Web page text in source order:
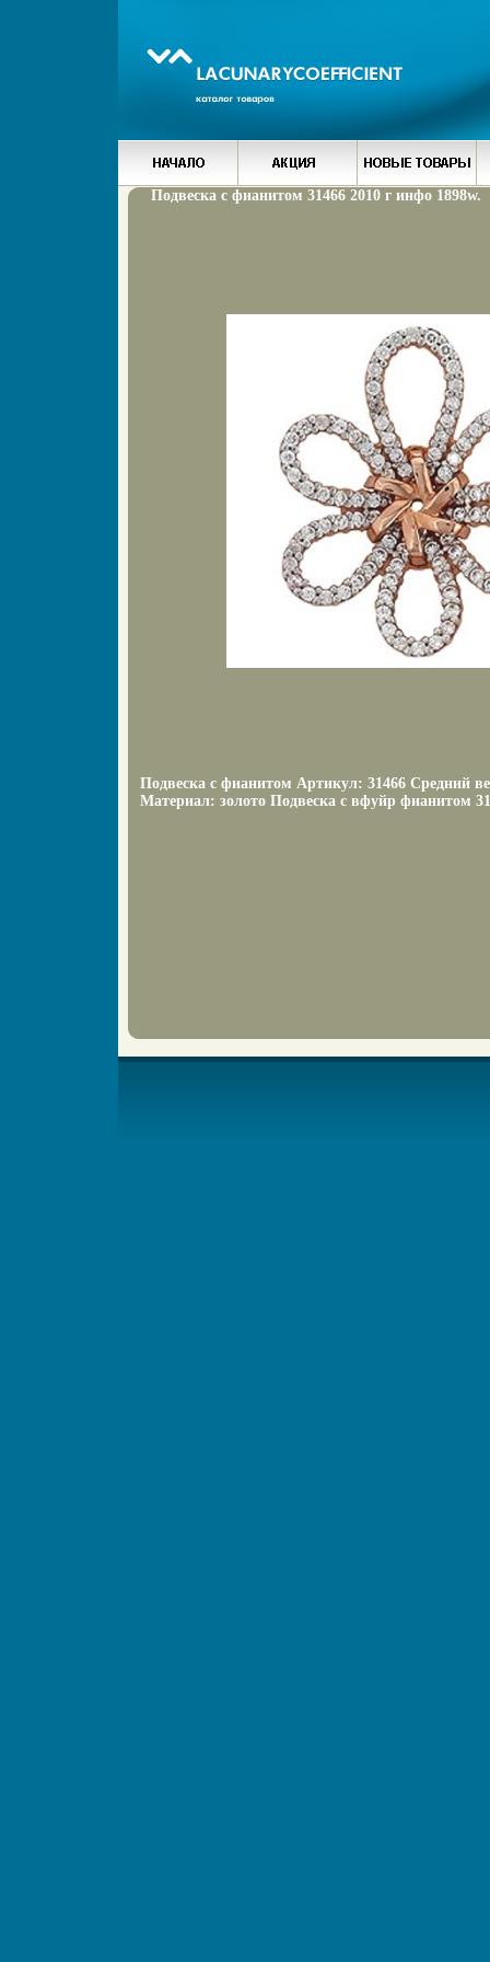
Подвеска с фианитом 31466 2010 г инфо 1898w.
Подвеска с фианитом Артикул: 31466 Средний
Материал: золото Подвеска с вфуйр фианитом